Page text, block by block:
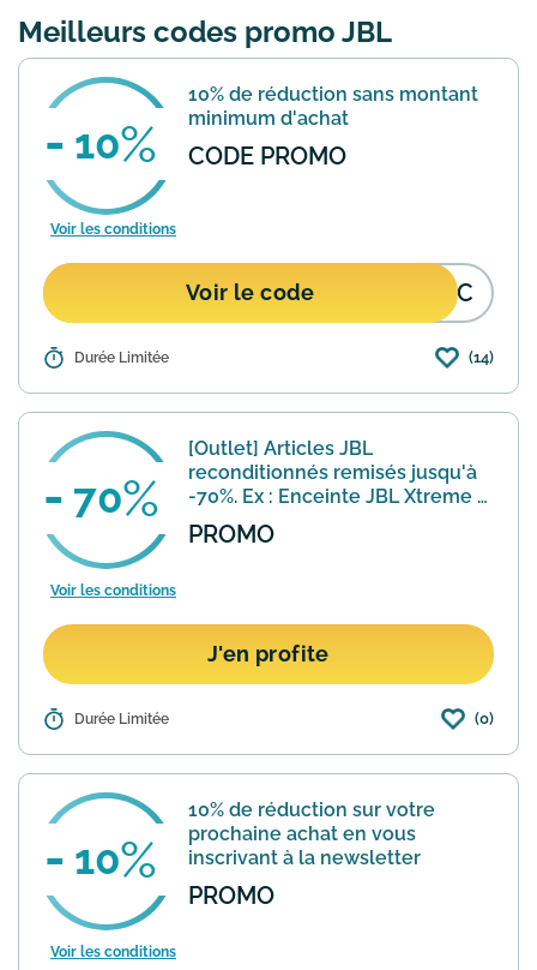
Meilleurs codes promo JBL
10
10% de réduction sans montant
minimum d'achat
CODE PROMO
Voir les conditions
Voir le code DUC
Détails : Avec ce code promotionnel, bénéficiez
votre commande JBL, sans montant
minimum d'achat.
Durée Limitée (14)
70
[Outlet] Articles JBL
reconditionnés remisés jusqu'à
-70%. Ex : Enceinte JBL Xtreme à
199€
PROMO
Voir les conditions
J'en profite
Détails : L'excellente marque de produits hifi JBL
"Outlet" avec plusieurs dizaines
d'articles reconditionnés à neuf avec
des remises pouvant all...En savoir plus
Durée Limitée (0)
10
10% de réduction sur votre
prochaine achat en vous
inscrivant à la newsletter
PROMO
Voir les conditions